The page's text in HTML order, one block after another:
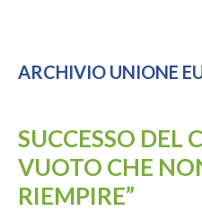
ARCHIVIO UNIONE
SUCCESSO DEL
VUOTO CHE
RIEMPIRE”